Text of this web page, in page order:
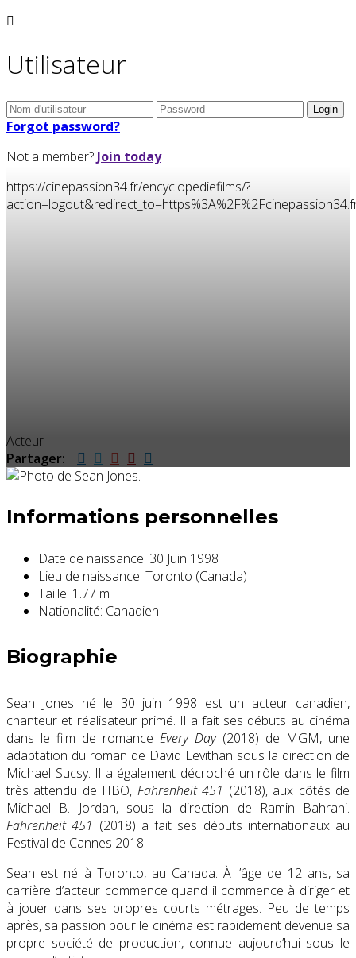
Utilisateur
Forgot password?
Not a member? Join today
https://cinepassion34.fr/encyclopediefilms/?
Acteur
Partager:
Informations personnelles
Date de naissance: 30 Juin 1998
Lieu de naissance: Toronto (Canada)
Taille: 1.77 m
Nationalité: Canadien
Biographie
Sean Jones né le 30 juin 1998 est un acteur canadien,
chanteur et réalisateur primé. Il a fait ses débuts au cinéma
dans le film de romance Every Day(2018) de MGM, une
adaptation du roman de David Levithan sous la direction de
Michael Sucsy. Il a également décroché un rôle dans le film
très attendu de HBO, Fahrenheit 451 (2018), aux côtés de
Michael B. Jordan, sous la direction de Ramin Bahrani.
Fahrenheit 451 (2018) a fait ses débuts internationaux au
Festival de Cannes 2018.
Sean est né à Toronto, au Canada. À l’âge de 12 ans, sa
carrière d’acteur commence quand il commence à diriger et
à jouer dans ses propres courts métrages. Peu de temps
après, sa passion pour le cinéma est rapidement devenue sa
propre société de production, connue aujourd’hui sous le